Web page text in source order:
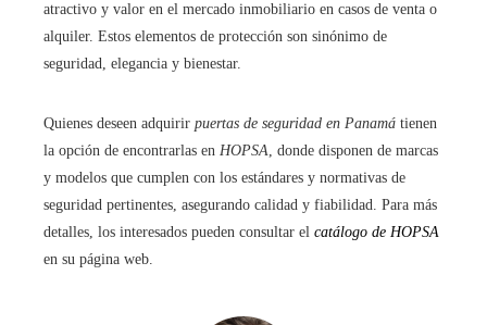
atractivo y valor en el mercado inmobiliario en casos de venta o
alquiler. Estos elementos de protección son sinónimo de
seguridad, elegancia y bienestar.
Quienes deseen adquirir puertas de seguridad en Panamá tienen
la opción de encontrarlas en HOPSA, donde disponen de marcas
y modelos que cumplen con los estándares y normativas de
seguridad pertinentes, asegurando calidad y fiabilidad. Para más
detalles, los interesados pueden consultar el catálogo de HOPSA
en su página web.